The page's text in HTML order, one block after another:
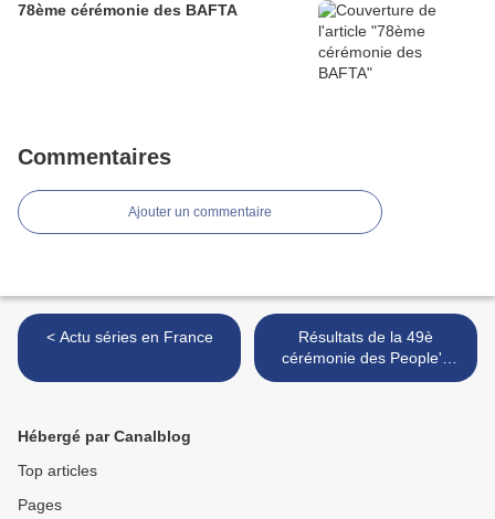
78ème cérémonie des BAFTA
Commentaires
Ajouter un commentaire
< Actu séries en France
Résultats de la 49è
cérémonie des People's
Choice Awards >
Hébergé par Canalblog
Top articles
Pages